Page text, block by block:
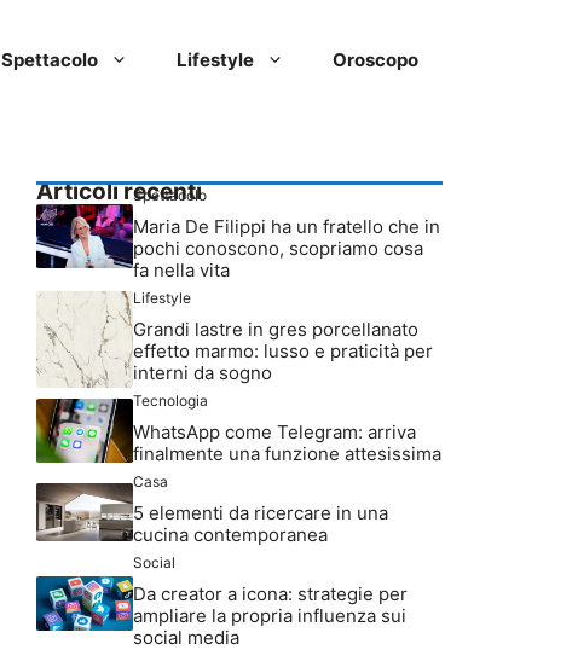
Spettacolo Lifestyle Oroscopo
Articoli recenti
Spettacolo
Maria De Filippi ha un fratello che in
pochi conoscono, scopriamo cosa
fa nella vita
Lifestyle
Grandi lastre in gres porcellanato
effetto marmo: lusso e praticità per
interni da sogno
Tecnologia
WhatsApp come Telegram: arriva
finalmente una funzione attesissima
Casa
5 elementi da ricercare in una
cucina contemporanea
Social
Da creator a icona: strategie per
ampliare la propria influenza sui
social media